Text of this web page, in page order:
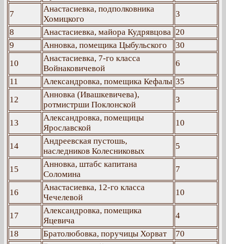
7
Анастасиевка, подполковника
Хомицкого
3
8
Анастасиевка, майора Кудрявцова 20
9
Анновка, помещика Цыбульского
30
10
Анастасиевка, 7-го класса
Войнаковичевой
6
11
Александровка, помещика Кефалы 35
12
Анновка (Ивашкевичева),
ротмистрши Поклонской
3
13
Александровка, помещицы
Ярославской
10
14
Андреевская пустошь,
наследников Колесниковых
5
15
Анновка, штабс капитана
Соломина
7
16
Анастасиевка, 12-го класса
Чечелевой
10
17
Александровка, помещика
Яцевича
4
18
Братолюбовка, поручицы Хорват
70